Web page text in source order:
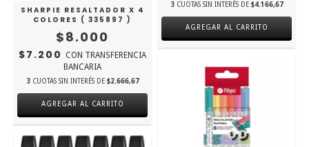
SHARPIE RESALTADOR X 4
COLORES ( 335897 )
$8.000
$7.200 CON TRANSFERENCIA
BANCARIA
3 CUOTAS SIN INTERÉS DE $2.666,67
3 CUOTAS SIN INTERÉS DE $4.166,67